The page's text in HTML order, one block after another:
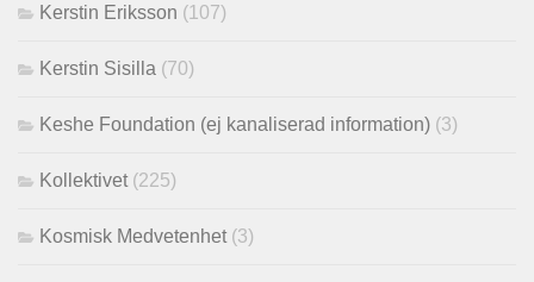
Kerstin Eriksson (107)
Kerstin Sisilla (70)
Keshe Foundation (ej kanaliserad information) (3)
Kollektivet (225)
Kosmisk Medvetenhet (3)